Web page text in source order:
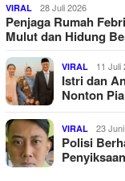
VIRAL 28 Juli 2026
Penjaga Rumah
Mulut dan Hidung
VIRAL 11 Juli
Istri dan
Nonton
VIRAL 23
Polisi